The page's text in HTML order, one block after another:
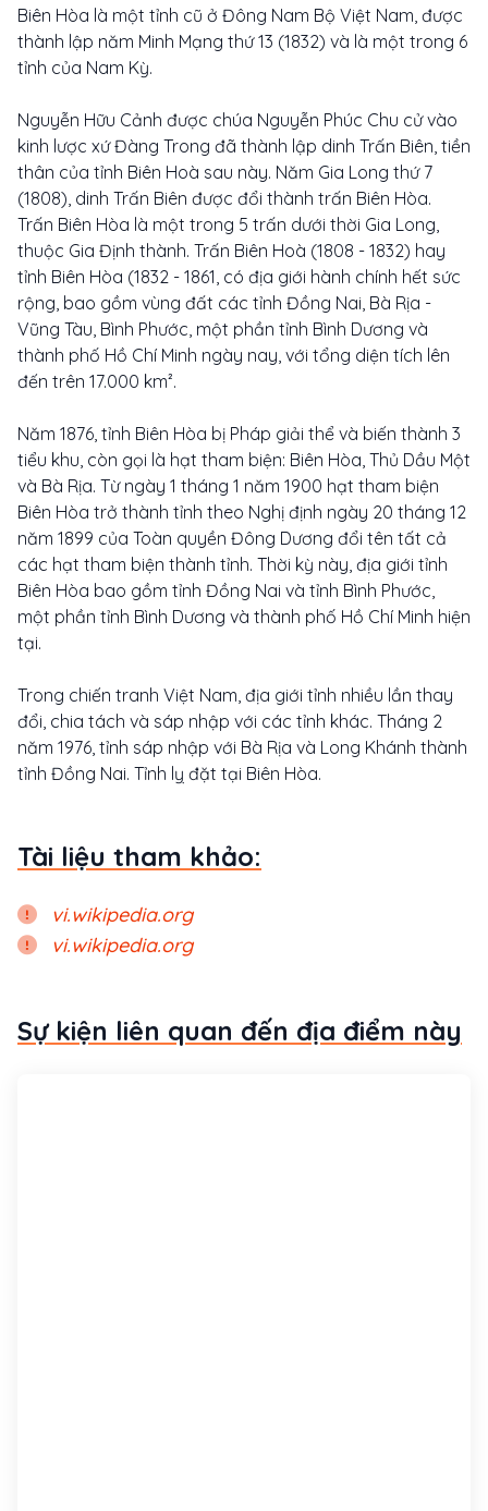
Biên Hòa là một tỉnh cũ ở Đông Nam Bộ Việt Nam, được
thành lập năm Minh Mạng thứ 13 (1832) và là một trong 6
tỉnh của Nam Kỳ.
Nguyễn Hữu Cảnh được chúa Nguyễn Phúc Chu cử vào
kinh lược xứ Đàng Trong đã thành lập dinh Trấn Biên, tiền
thân của tỉnh Biên Hoà sau này. Năm Gia Long thứ 7
(1808), dinh Trấn Biên được đổi thành trấn Biên Hòa.
Trấn Biên Hòa là một trong 5 trấn dưới thời Gia Long,
thuộc Gia Định thành. Trấn Biên Hoà (1808 - 1832) hay
tỉnh Biên Hòa (1832 - 1861, có địa giới hành chính hết sức
rộng, bao gồm vùng đất các tỉnh Đồng Nai, Bà Rịa -
Vũng Tàu, Bình Phước, một phần tỉnh Bình Dương và
thành phố Hồ Chí Minh ngày nay, với tổng diện tích lên
đến trên 17.000 km².
Năm 1876, tỉnh Biên Hòa bị Pháp giải thể và biến thành 3
tiểu khu, còn gọi là hạt tham biện: Biên Hòa, Thủ Dầu Một
và Bà Rịa. Từ ngày 1 tháng 1 năm 1900 hạt tham biện
Biên Hòa trở thành tỉnh theo Nghị định ngày 20 tháng 12
năm 1899 của Toàn quyền Đông Dương đổi tên tất cả
các hạt tham biện thành tỉnh. Thời kỳ này, địa giới tỉnh
Biên Hòa bao gồm tỉnh Đồng Nai và tỉnh Bình Phước,
một phần tỉnh Bình Dương và thành phố Hồ Chí Minh hiện
tại.
Trong chiến tranh Việt Nam, địa giới tỉnh nhiều lần thay
đổi, chia tách và sáp nhập với các tỉnh khác. Tháng 2
năm 1976, tỉnh sáp nhập với Bà Rịa và Long Khánh thành
tỉnh Đồng Nai. Tỉnh lỵ đặt tại Biên Hòa.
Tài liệu tham khảo:
vi.wikipedia.org
vi.wikipedia.org
Sự kiện liên quan đến địa điểm này